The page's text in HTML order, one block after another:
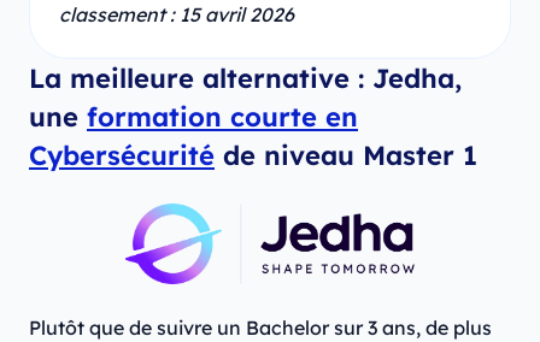
classement : 15 avril 2026
La meilleure alternative : Jedha,
une formation courte en
Cybersécurité de niveau Master 1
Plutôt que de suivre un Bachelor sur 3 ans, de plus